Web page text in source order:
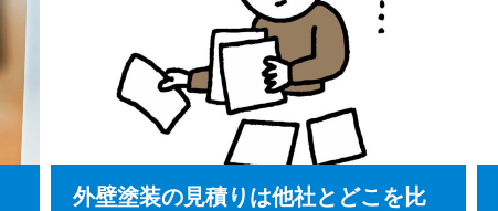
外壁塗装の見積りは他社とどこを比